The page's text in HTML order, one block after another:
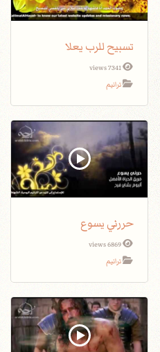
تسبيح للرب يعلا
7341 views
ترانيم
حررني يسوع
6869 views
ترانيم